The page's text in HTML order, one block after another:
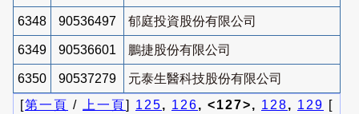
6348 90536497 郁庭投資股份有限公司
6349 90536601 鵬捷股份有限公司
6350 90537279
元泰生醫科技股份有限公司
[第一頁 / 上一頁] 125, 126, <127>, 128, 129 [